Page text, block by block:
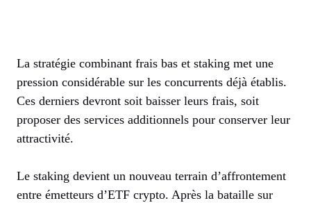
La stratégie combinant frais bas et staking met une
pression considérable sur les concurrents déjà établis.
Ces derniers devront soit baisser leurs frais, soit
proposer des services additionnels pour conserver leur
attractivité.
Le staking devient un nouveau terrain d’affrontement
entre émetteurs d’ETF crypto. Après la bataille sur